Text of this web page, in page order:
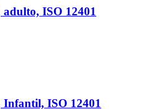
adulto, ISO 12401
Infantil, ISO 12401